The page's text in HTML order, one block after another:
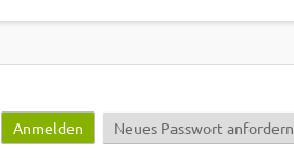
Haupt-Reiter
Anmelden (aktiver Reiter)
Neues Passwort anfordern